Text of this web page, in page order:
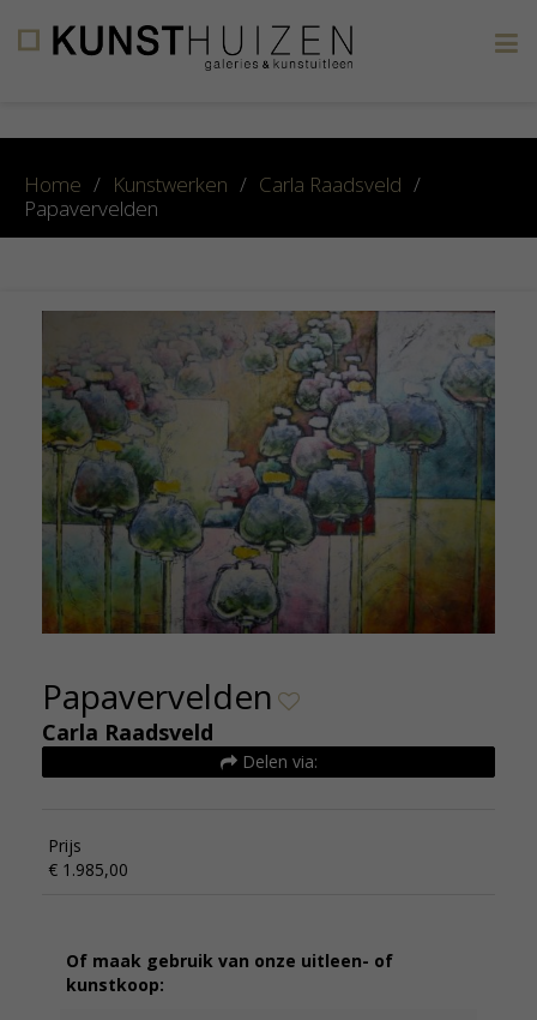
Home / Kunstwerken / Carla Raadsveld /
Papavervelden
Papavervelden
Carla Raadsveld
Delen via:
Prijs
€ 1.985,00
Of maak gebruik van onze uitleen- of
kunstkoop: